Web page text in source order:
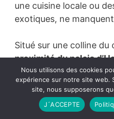
une cuisine locale ou
exotiques, ne
Situé sur une colline du
proximité du palais
Calton Hill comprend
monuments.
On peut citer, entre
Nous utilisons des cookies
expérience sur notre site web.
site, nous supposerons
J´ACCEPTE